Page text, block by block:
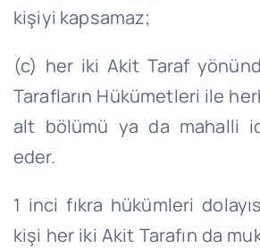
kişiyi kapsamaz;
(c) her iki Akit Taraf
Tarafların Hükümetleri ile
alt bölümü ya da mahalli
eder.
1 inci fıkra hükümleri
kişi her iki Akit Tarafın da